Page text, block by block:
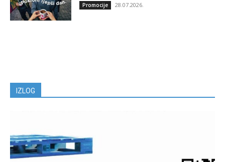
Promocije 28.07.2026.
IZLOG